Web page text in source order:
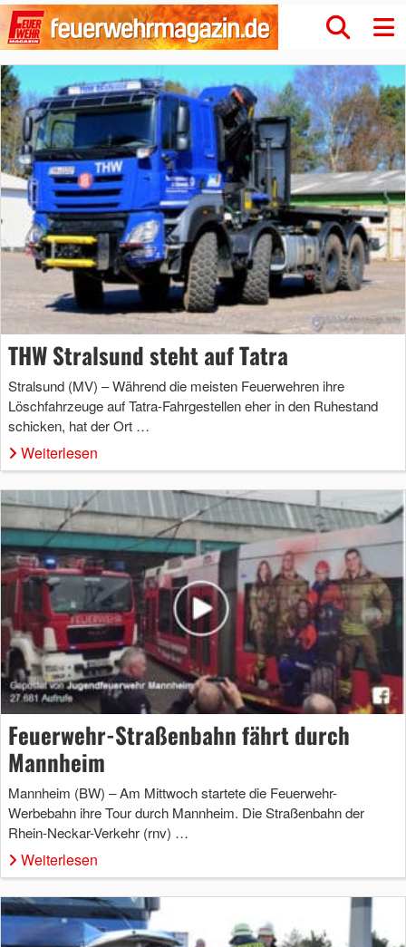
THW Stralsund steht auf Tatra
Stralsund (MV) – Während die meisten Feuerwehren ihre
Löschfahrzeuge auf Tatra-Fahrgestellen eher in den Ruhestand
schicken, hat der Ort …
Weiterlesen
Feuerwehr-Straßenbahn fährt durch
Mannheim
Mannheim (BW) – Am Mittwoch startete die Feuerwehr-
Werbebahn ihre Tour durch Mannheim. Die Straßenbahn der
Rhein-Neckar-Verkehr (rnv) …
Weiterlesen